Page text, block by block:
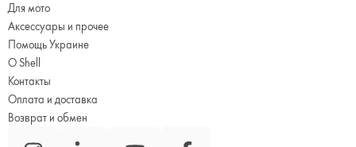
Для мото
Аксессуары и прочее
Помощь Украине
О Shell
Контакты
Оплата и доставка
Возврат и обмен